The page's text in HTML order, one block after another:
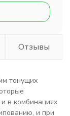
Отзывы
тонущих
в комбинациях
и при